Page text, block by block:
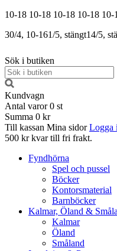
10-18 10-18 10-18 10-18 10-
30/4, 10-161/5, stängt14/5,
Sök i butiken
Kundvagn
Antal varor 0 st
Summa 0 kr
Till kassan Mina sidor Logga
500 kr kvar till fri frakt.
Fyndhörna
Spel och pussel
Böcker
Kontorsmaterial
Barnböcker
Kalmar, Öland &
Kalmar
Öland
Småland